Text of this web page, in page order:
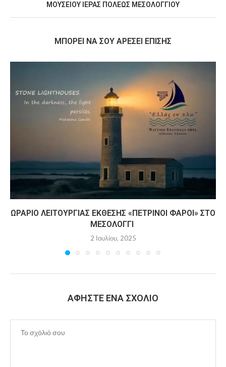
ΜΟΥΣΕΙΟΥ ΙΕΡΑΣ ΠΟΛΕΩΣ ΜΕΣΟΛΟΓΓΙΟΥ
MΠΟΡΕΊ ΝΑ ΣΟΥ ΑΡΈΣΕΙ ΕΠΊΣΗΣ
ΩΡΆΡΙΟ ΛΕΙΤΟΥΡΓΊΑΣ ΈΚΘΕΣΗΣ «ΠΈΤΡΙΝΟΙ ΦΆΡΟΙ» ΣΤΟ
ΜΕΣΟΛΌΓΓΙ
2 Ιουλίου, 2025
ΑΦΉΣΤΕ ΈΝΑ ΣΧΌΛΙΟ